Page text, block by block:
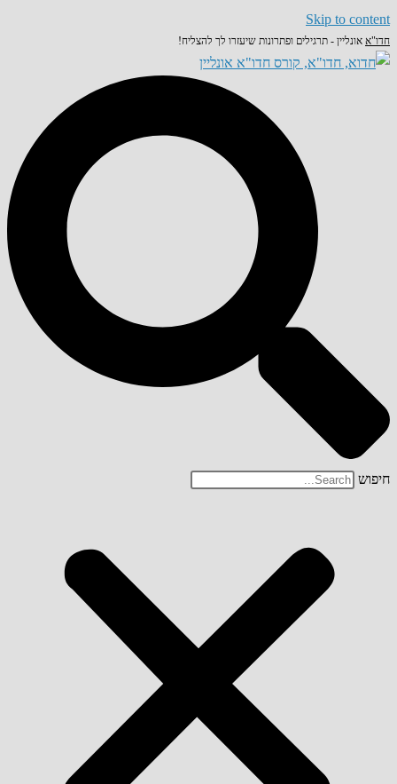
Skip to content
חדו"א אונליין - תרגילים ופתרונות שיעזרו לך להצליח!
חיפוש